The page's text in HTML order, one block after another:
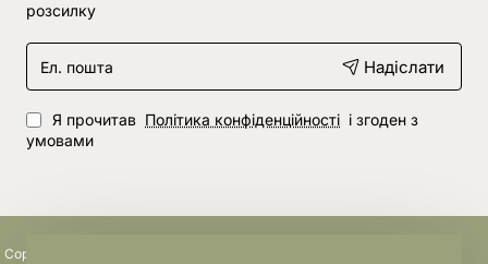
розсилку
Ел.
пошта
Надіслати
Я прочитав Політика конфіденційності і згоден з
умовами
Copyright © 2024, створено студією